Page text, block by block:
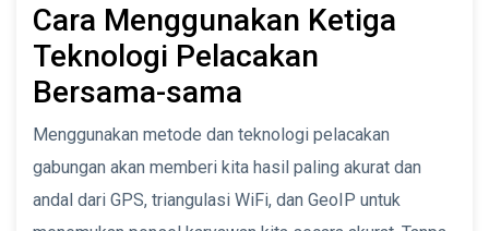
Cara Menggunakan Ketiga
Teknologi Pelacakan
Bersama-sama
Menggunakan metode dan teknologi pelacakan
gabungan akan memberi kita hasil paling akurat dan
andal dari GPS, triangulasi WiFi, dan GeoIP untuk